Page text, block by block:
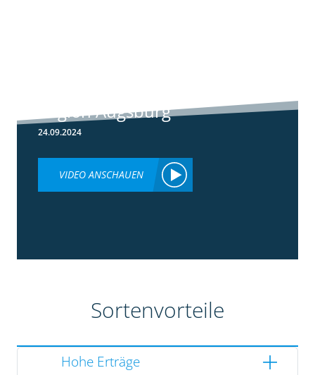
Region Augsburg
24.09.2024
VIDEO ANSCHAUEN
Sortenvorteile
Hohe Erträge